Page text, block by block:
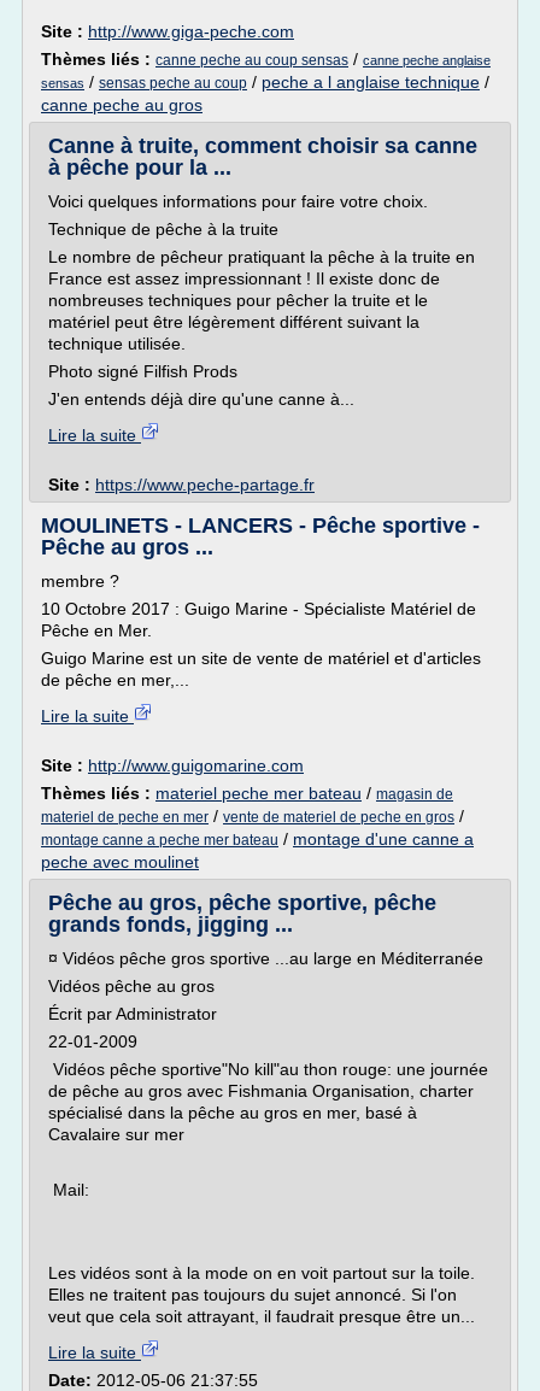
Site : http://www.giga-peche.com
Thèmes liés : canne peche au coup sensas / canne peche anglaise
sensas / sensas peche au coup / peche a l anglaise technique /
canne peche au gros
Canne à truite, comment choisir sa canne
à pêche pour la ...
Voici quelques informations pour faire votre choix.
Technique de pêche à la truite
Le nombre de pêcheur pratiquant la pêche à la truite en
France est assez impressionnant ! Il existe donc de
nombreuses techniques pour pêcher la truite et le
matériel peut être légèrement différent suivant la
technique utilisée.
Photo signé Filfish Prods
J'en entends déjà dire qu'une canne à...
Lire la suite
Site : https://www.peche-partage.fr
MOULINETS - LANCERS - Pêche sportive -
Pêche au gros ...
membre ?
10 Octobre 2017 : Guigo Marine - Spécialiste Matériel de
Pêche en Mer.
Guigo Marine est un site de vente de matériel et d'articles
de pêche en mer,...
Lire la suite
Site : http://www.guigomarine.com
Thèmes liés : materiel peche mer bateau / magasin de
materiel de peche en mer / vente de materiel de peche en gros /
montage canne a peche mer bateau / montage d'une canne a
peche avec moulinet
Pêche au gros, pêche sportive, pêche
grands fonds, jigging ...
¤ Vidéos pêche gros sportive ...au large en Méditerranée
Vidéos pêche au gros
Écrit par Administrator
22-01-2009
Vidéos pêche sportive"No kill"au thon rouge: une journée
de pêche au gros avec Fishmania Organisation, charter
spécialisé dans la pêche au gros en mer, basé à
Cavalaire sur mer
Mail:
Les vidéos sont à la mode on en voit partout sur la toile.
Elles ne traitent pas toujours du sujet annoncé. Si l'on
veut que cela soit attrayant, il faudrait presque être un...
Lire la suite
Date: 2012-05-06 21:37:55